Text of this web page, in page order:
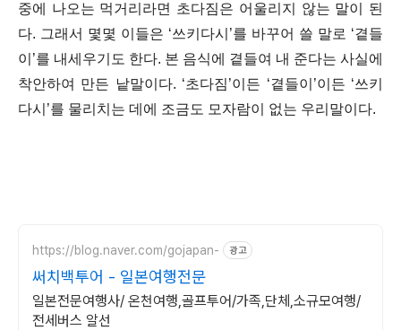
중에 나오는 먹거리라면 초다짐은 어울리지 않는 말이 된
다. 그래서 몇몇 이들은 ‘쓰키다시’를 바꾸어 쓸 말로 ‘곁들
이’를 내세우기도 한다. 본 음식에 곁들여 내 준다는 사실에
착안하여 만든 낱말이다. ‘초다짐’이든 ‘곁들이’이든 ‘쓰키
다시’를 물리치는 데에 조금도 모자람이 없는 우리말이다.
https://blog.naver.com/gojapan- 광고
써치백투어 - 일본여행전문
일본전문여행사/ 온천여행,골프투어/가족,단체,소규모여행/
전세버스 알선